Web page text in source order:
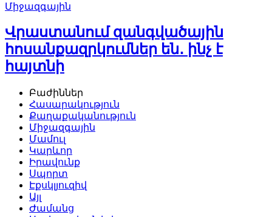
Միջազգային
Վրաստանում զանգվածային
հոսանքազրկումներ են․ ինչ է
հայտնի
Բաժիններ
Հասարակություն
Քաղաքականություն
Միջազգային
Մամուլ
Կարևոր
Իրավունք
Սպորտ
Էքսկլյուզիվ
Այլ
Ժամանց